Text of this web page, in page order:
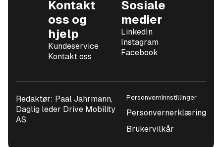
Kontakt
oss og
hjelp
Kundeservice
Kontakt oss
Sosiale
medier
LinkedIn
Instagram
Facebook
Redaktør: Paal Jahrmann,
Daglig leder Drive Mobility
AS
Personverninnstillinger
Personvernerklæring
Brukervilkår